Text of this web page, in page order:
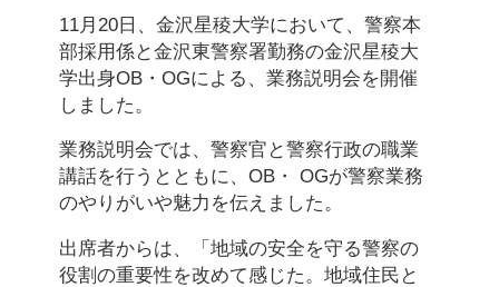
11月20日、金沢星稜大学において、警察本
部採用係と金沢東警察署勤務の金沢星稜大
学出身OB・OGによる、業務説明会を開催
しました。
業務説明会では、警察官と警察行政の職業
講話を行うとともに、OB・ OGが警察業務
のやりがいや魅力を伝えました。
出席者からは、「地域の安全を守る警察の
役割の重要性を改めて感じた。地域住民と